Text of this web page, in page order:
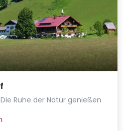
Ruhe der Natur genießen